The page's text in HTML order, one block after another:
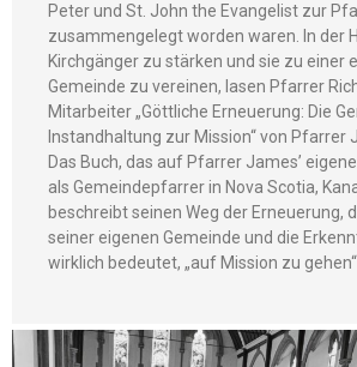
Peter und St. John the Evangelist zur
zusammengelegt worden waren. In der
Kirchgänger zu stärken und sie zu einer
Gemeinde zu vereinen, lasen Pfarrer
Mitarbeiter „Göttliche Erneuerung: Die
Instandhaltung zur Mission“ von Pfarrer
Das Buch, das auf Pfarrer James’
als Gemeindepfarrer in Nova Scotia,
beschreibt seinen Weg der Erneuerung,
seiner eigenen Gemeinde und die
wirklich bedeutet, „auf Mission zu